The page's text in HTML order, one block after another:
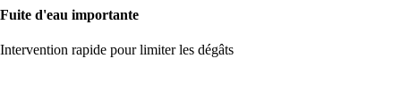
Fuite d'eau importante
Intervention rapide pour limiter les dégâts